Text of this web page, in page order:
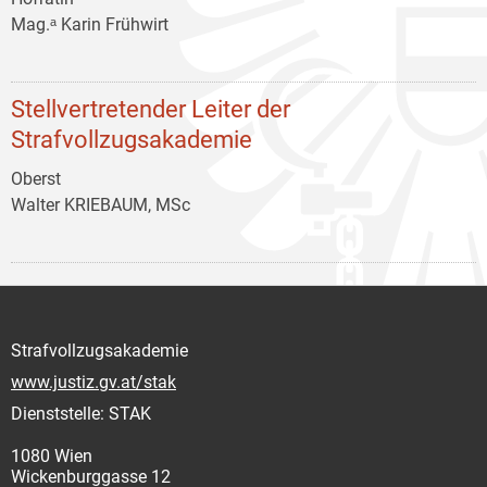
Mag.ᵃ Karin Frühwirt
Stellvertretender Leiter der
Strafvollzugsakademie
Oberst
Walter KRIEBAUM, MSc
Strafvollzugsakademie
www.justiz.gv.at/stak
Dienststelle: STAK
1080 Wien
Wickenburggasse 12